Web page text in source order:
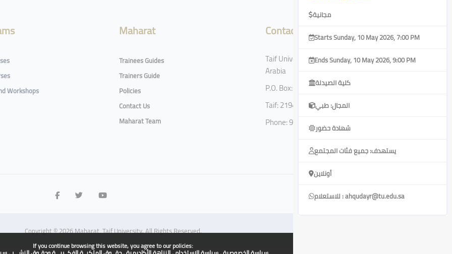
مجانية
Starts Sunday, 10 May 2026, 7:00 PM
Ends Sunday, 10 May 2026, 9:00 PM
كلية الصيدلة
المجال: طبي
شهادة حضور
يستهدف: جميع فئات المجتمع
أونلاين
للاستعلام : ahqudayr@tu.edu.sa
If you continue browsing this website, you agree to our policies:
Workshops
Maharat
Trainees Guides
Trainers Guide
Policies
Contact Us
Maharat Team
Contact
Taif University, Taif, Kingdom of Saudi
Arabia
P.O. Box: 11099
Taif: 21944
Phone: 920002122
Copyright © 2026 Maharat, Taif University. All Rights Reserved.